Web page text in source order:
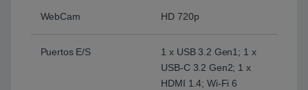
WebCam HD 720p
Puertos E/S
1 x USB 3.2 Gen1; 1 x
USB-C 3.2 Gen2; 1 x
HDMI 1.4; Wi-Fi 6